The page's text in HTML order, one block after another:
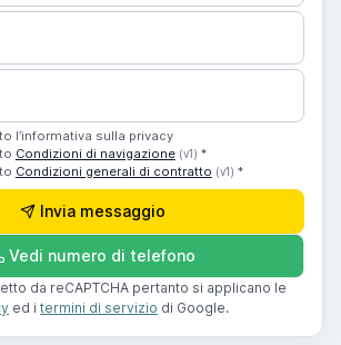
l’informativa sulla privacy
Condizioni di navigazione (v1) *
Condizioni generali di contratto (v1) *
Invia messaggio
Vedi numero di telefono
da reCAPTCHA pertanto si applicano le
ed i termini di servizio di Google.